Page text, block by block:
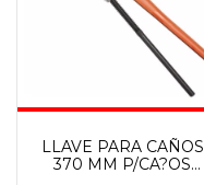
LLAVE PARA CAÑOS
370 MM P/CA?OS